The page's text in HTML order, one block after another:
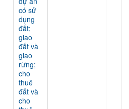
có sử
dụng
đất;
giao
đất và
giao
rừng;
cho
thuê
đất và
cho